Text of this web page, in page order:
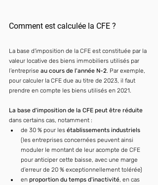
Comment est calculée la CFE ?
La base d'imposition de la CFE est constituée par la
valeur locative des biens immobiliers utilisés par
l’entreprise au cours de l'année N-2 . Par exemple,
pour calculer la CFE due au titre de 2023, il faut
prendre en compte les biens utilisés en 2021.
La base d'imposition de la CFE peut être réduite
dans certains cas, notamment :
de 30 % pour les établissements industriels
(les entreprises concernées peuvent ainsi
moduler le montant de leur acompte de CFE
pour anticiper cette baisse, avec une marge
d’erreur de 20 % exceptionnellement tolérée)
en proportion du temps d'inactivité , en cas